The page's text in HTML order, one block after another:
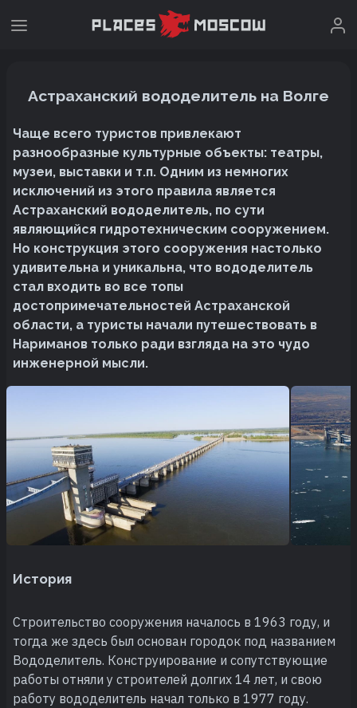
Астраханский вододелитель на Волге
Чаще всего туристов привлекают
разнообразные культурные объекты: театры,
музеи, выставки и т.п. Одним из немногих
исключений из этого правила является
Астраханский вододелитель, по сути
являющийся гидротехническим сооружением.
Но конструкция этого сооружения настолько
удивительна и уникальна, что вододелитель
стал входить во все топы
достопримечательностей Астраханской
области, а туристы начали путешествовать в
Нариманов только ради взгляда на это чудо
инженерной мысли.
История
Строительство сооружения началось в 1963 году, и
тогда же здесь был основан городок под названием
Вододелитель. Конструирование и сопутствующие
работы отняли у строителей долгих 14 лет, и свою
работу вододелитель начал только в 1977 году.